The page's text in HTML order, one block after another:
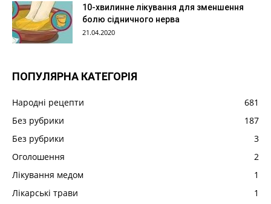
10-хвилинне лікування для зменшення
болю сідничного нерва
21.04.2020
ПОПУЛЯРНА КАТЕГОРІЯ
Народні рецепти
681
Без рубрики
187
Без рубрики
3
Оголошення
2
Лікування медом
1
Лікарські трави
1